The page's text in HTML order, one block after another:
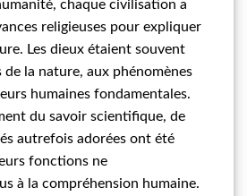
chaque civilisation a
religieuses pour expliquer
Les dieux étaient souvent
de la nature, aux phénomènes
humaines fondamentales.
du savoir scientifique, de
autrefois adorées ont été
fonctions ne
à la compréhension humaine.